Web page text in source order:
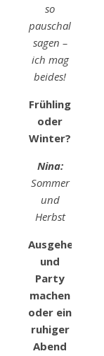
so
pauschal
sagen –
ich mag
beides!
Frühling
oder
Winter?
Nina:
Sommer
und
Herbst
Ausgehen
und
Party
machen
oder ein
ruhiger
Abend